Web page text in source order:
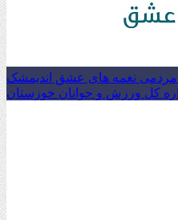
مردمی نغمه های عشق اندیمشک
کل ورزش و جوانان خوزستان